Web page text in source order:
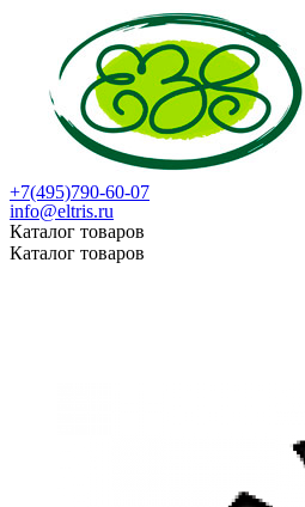
+7(495)790-60-07
info@eltris.ru
Каталог товаров
Каталог товаров